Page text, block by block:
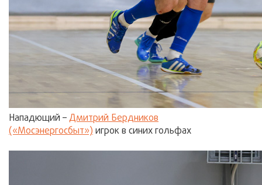
Нападющий –Дмитрий Бердников
(«Мосэнергосбыт»)игрок в синих гольфах